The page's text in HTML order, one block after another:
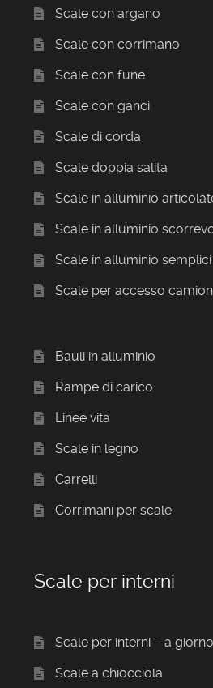
Scale con argano
Scale con corrimano
Scale con fune
Scale con ganci
Scale di corda
Scale doppia salita
Scale in alluminio
Scale in alluminio
Scale in alluminio semplici
Scale per accesso camion
Bauli in alluminio
Rampe di carico
Linee vita
Scale in legno
Carrelli
Corrimani per scale
Scale per interni
Scale per interni – a
Scale a chiocciola